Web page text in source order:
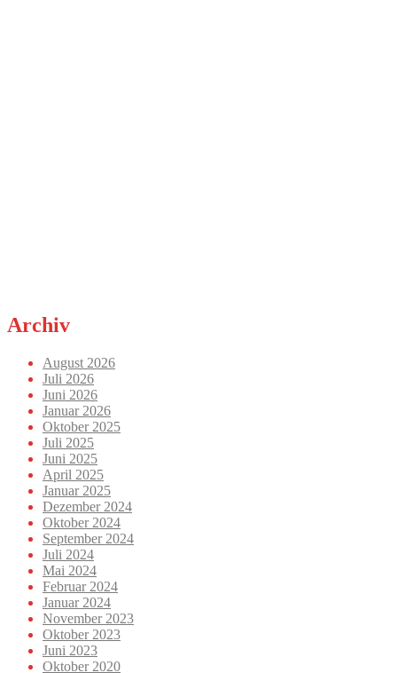
Archiv
August 2026
Juli 2026
Juni 2026
Januar 2026
Oktober 2025
Juli 2025
Juni 2025
April 2025
Januar 2025
Dezember 2024
Oktober 2024
September 2024
Juli 2024
Mai 2024
Februar 2024
Januar 2024
November 2023
Oktober 2023
Juni 2023
Oktober 2020